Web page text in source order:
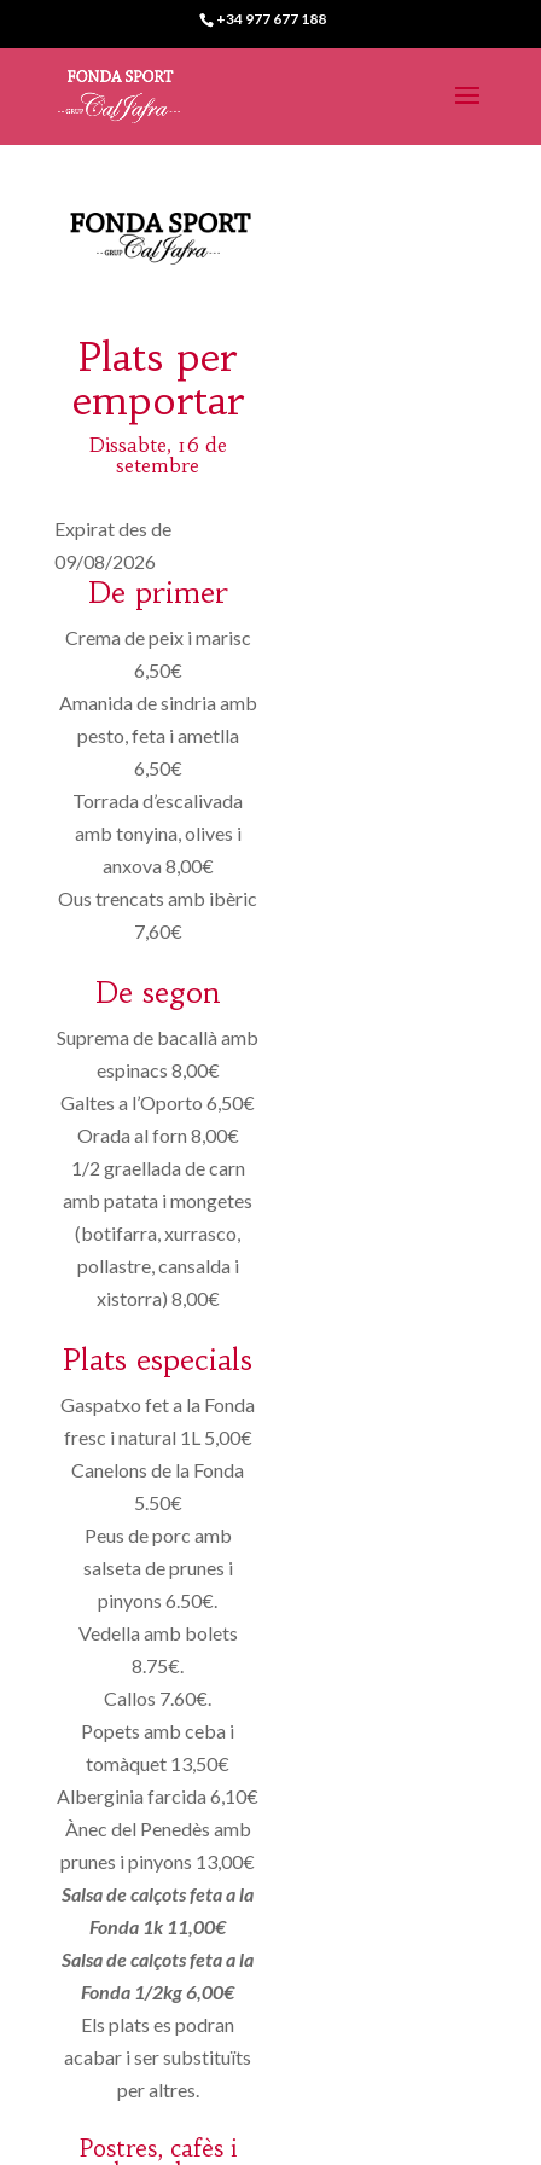
+34 977 677 188
Plats per
emportar
Dissabte, 16 de
setembre
Expirat des de
09/08/2026
De primer
Crema de peix i marisc
6,50€
Amanida de sindria amb
pesto, feta i ametlla
6,50€
Torrada d’escalivada
amb tonyina, olives i
anxova 8,00€
Ous trencats amb ibèric
7,60€
De segon
Suprema de bacallà amb
espinacs 8,00€
Galtes a l’Oporto 6,50€
Orada al forn 8,00€
1/2 graellada de carn
amb patata i mongetes
(botifarra, xurrasco,
pollastre, cansalda i
xistorra) 8,00€
Plats especials
Gaspatxo fet a la Fonda
fresc i natural 1L 5,00€
Canelons de la Fonda
5.50€
Peus de porc amb
salseta de prunes i
pinyons 6.50€.
Vedella amb bolets
8.75€.
Callos 7.60€.
Popets amb ceba i
tomàquet 13,50€
Alberginia farcida 6,10€
Ànec del Penedès amb
prunes i pinyons 13,00€
Salsa de calçots feta a la
Fonda 1k 11,00€
Salsa de calçots feta a la
Fonda 1/2kg 6,00€
Els plats es podran
acabar i ser substituïts
per altres.
Postres, cafès i